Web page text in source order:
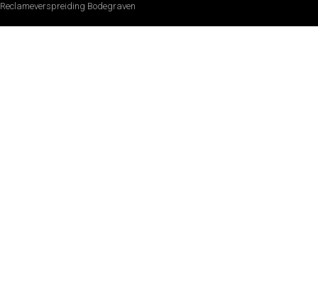
Reclameverspreiding Bodegraven